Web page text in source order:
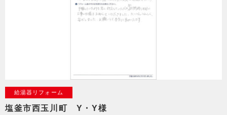
給湯器リフォーム
塩釜市西玉川町 Y・Y様